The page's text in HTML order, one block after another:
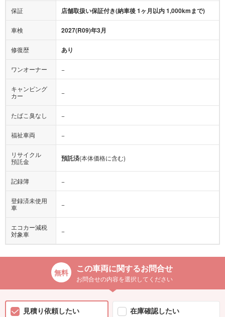
保証 店舗取扱い保証付き(納車後 1ヶ月以内 1,000kmまで)
車検 2027(R09)年3月
修復歴 あり
ワンオーナー −
キャンピング
カー
−
たばこ臭なし −
福祉車両 −
リサイクル
預託金
預託済(本体価格に含む)
記録簿 −
登録済未使用
車
−
エコカー減税
対象車
−
この車両に関するお問合せ
お問合せの内容を選択してください
見積り依頼したい
在庫確認したい